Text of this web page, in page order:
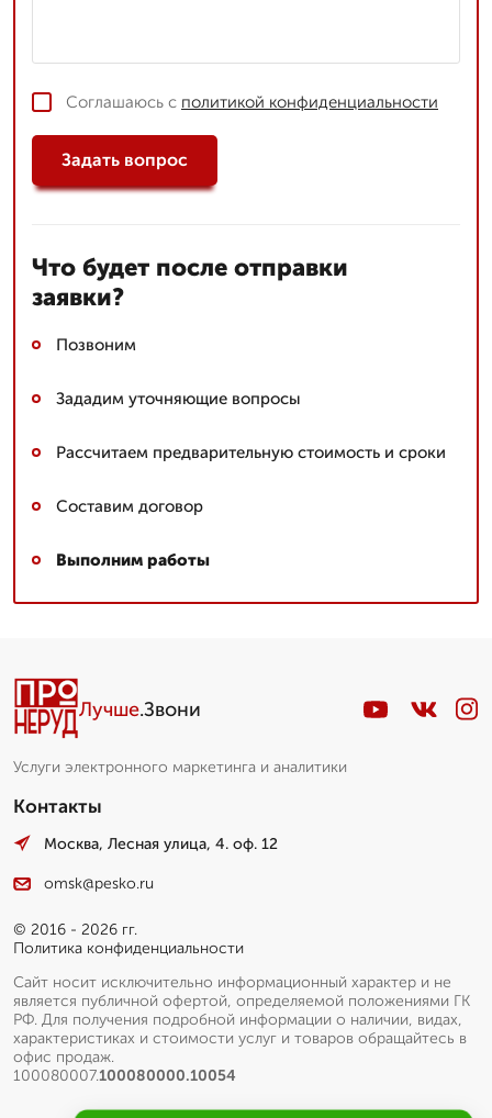
Соглашаюсь с политикой конфиденциальности
Задать вопрос
Что будет после отправки
заявки?
Позвоним
Зададим уточняющие вопросы
Рассчитаем предварительную стоимость и сроки
Составим договор
Выполним работы
Лучше.Звони
Услуги электронного маркетинга и аналитики
Контакты
Москва, Лесная улица, 4. оф. 12
omsk@pesko.ru
© 2016 - 2026 гг.
Политика конфиденциальности
Сайт носит исключительно информационный характер и не
является публичной офертой, определяемой положениями ГК
РФ. Для получения подробной информации о наличии, видах,
характеристиках и стоимости услуг и товаров обращайтесь в
офис продаж.
100080007.100080000.10054